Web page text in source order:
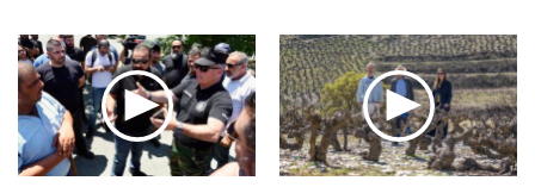
Σινεμά
Θέατρο-Χορός
Μουσική
Εικαστικά
Βιβλίο
Wine routes
Podcasts
Uncut
Προσφορές
Προσωπικότητες στην ''Κ''